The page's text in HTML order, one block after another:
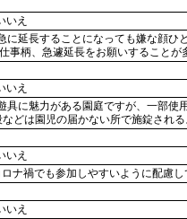
いえ
延長することになっても嫌な顔
柄、急遽延長をお願いすること
いえ
に魅力がある園庭ですが、一部
は園児の届かない所で施錠され
いえ
ナ禍でも参加しやすいように配慮
いえ